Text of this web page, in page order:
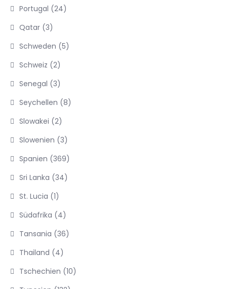
Portugal (24)
Qatar (3)
Schweden (5)
Schweiz (2)
Senegal (3)
Seychellen (8)
Slowakei (2)
Slowenien (3)
Spanien (369)
Sri Lanka (34)
St. Lucia (1)
Südafrika (4)
Tansania (36)
Thailand (4)
Tschechien (10)